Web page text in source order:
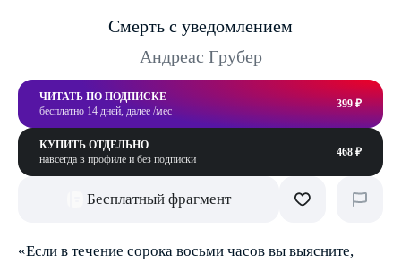
Смерть с уведомлением
Андреас Грубер
ЧИТАТЬ ПО ПОДПИСКЕ
бесплатно 14 дней, далее /мес
399 ₽
КУПИТЬ ОТДЕЛЬНО
навсегда в профиле и без подписки
468 ₽
Бесплатный фрагмент
«Если в течение сорока восьми часов вы выясните,